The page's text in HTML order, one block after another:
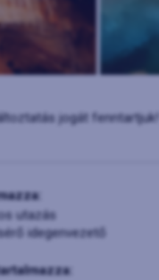
jogát fenntartjuk!
utazás
idegenvezető